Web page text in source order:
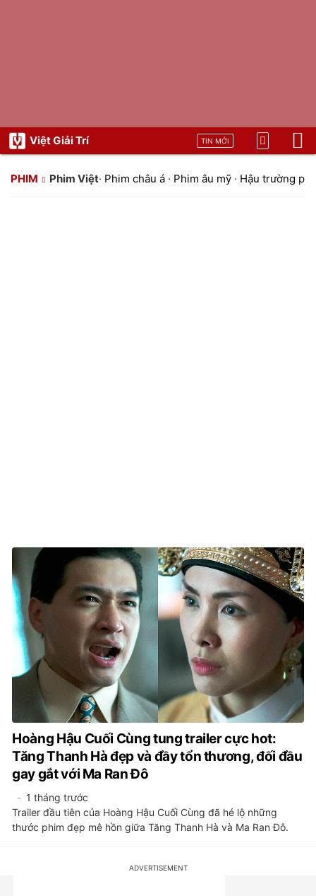
Việt Giải Trí TIN MỚI
PHIM Phim Việt· Phim châu á · Phim âu mỹ · Hậu trường
Hoàng Hậu Cuối Cùng tung trailer cực hot:
Tăng Thanh Hà đẹp và đầy tổn thương, đối đầu
gay gắt với Ma Ran Đô
1 tháng trước
Trailer đầu tiên của Hoàng Hậu Cuối Cùng đã hé lộ những
thước phim đẹp mê hồn giữa Tăng Thanh Hà và Ma Ran Đô.